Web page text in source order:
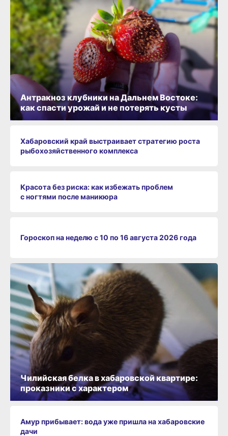
Антракноз клубники на Дальнем Востоке:
как спасти урожай и не потерять кусты
Хабаровский край выстраивает стратегию роста
рыбохозяйственного комплекса
Красота без риска: как избежать проблем
с ногтями после маникюра
Гороскоп на неделю с 10 по 16 августа 2026 года
Амур прибывает: вода уже пришла на хабаровские
дачи
Чилийская белка в хабаровской квартире:
проказники с характером